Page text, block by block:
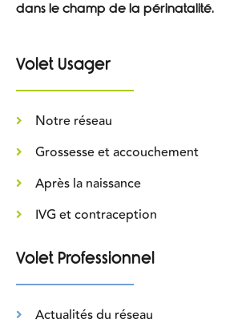
dans le champ de la périnatalité.
Volet Usager
Notre réseau
Grossesse et accouchement
Après la naissance
IVG et contraception
Volet Professionnel
Actualités du réseau